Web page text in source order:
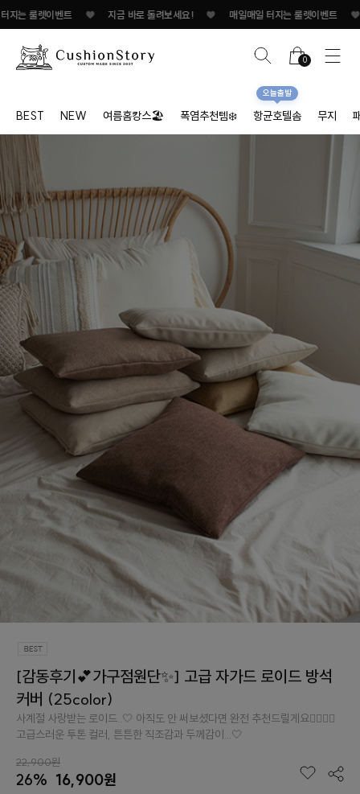
벤트 ♥ 지금 바로 돌려보세요! ♥ 매일매일 터지는 룰렛이벤트 ♥ 지금 바
0
BEST NEW 여름홈캉스🏖 폭염추천템❄️ 항균호텔솜
오늘출발
무지
[감동후기💕가구점원단✨] 고급 자가드 로이드 방석
커버 (25color)
사계절 사랑받는 로이드..🤍 아직도 안 써보셨다면 완전 추천드릴게요👉🏻👈🏻
고급스러운 투톤 컬러, 튼튼한 직조감과 두께감이...🤍
22,900원
26% 16,900원